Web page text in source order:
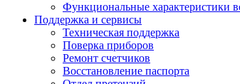
Функциональные характеристики
Поддержка и сервисы
Техническая поддержка
Поверка приборов
Ремонт счетчиков
Восстановление паспорта